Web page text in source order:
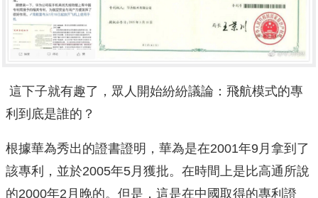
這下子就有趣了，眾人開始紛紛議論：飛航模式的專
利到底是誰的？
根據華為秀出的證書證明，華為是在2001年9月拿到了
該專利，並於2005年5月獲批。在時間上是比高通所說
的2000年2月晚的。但是，這是在中國取得的專利證